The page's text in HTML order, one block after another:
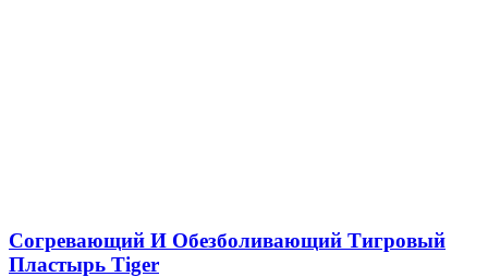
Согревающий И Обезболивающий Тигровый
Пластырь Tiger